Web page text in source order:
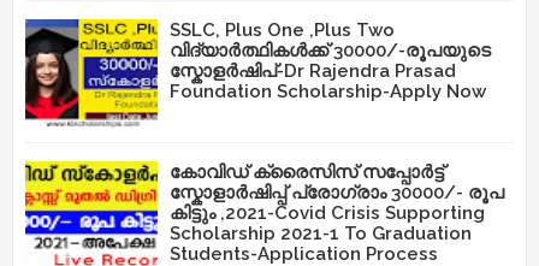
SSLC, Plus One ,Plus Two
വിദ്യാർത്ഥികൾക്ക് 30000/-രൂപയുടെ
സ്കോളർഷിപ്-Dr Rajendra Prasad
Foundation Scholarship-Apply Now
കോവിഡ് ക്രൈസിസ് സപ്പോർട്ട്
സ്കോളാർഷിപ്പ് പ്രോഗ്രാം 30000/- രൂപ
കിട്ടും ,2021-Covid Crisis Supporting
Scholarship 2021-1 To Graduation
Students-Application Process